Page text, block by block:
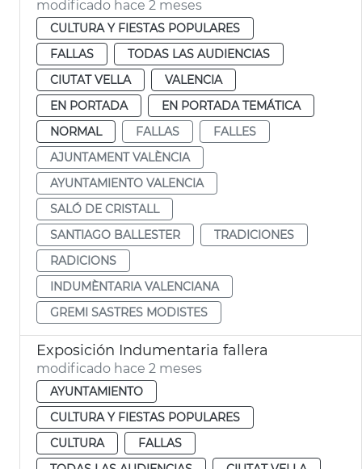
modificado hace 2 meses
CULTURA Y FIESTAS POPULARES
FALLAS
TODAS LAS AUDIENCIAS
CIUTAT VELLA
VALENCIA
EN PORTADA
EN PORTADA TEMÁTICA
NORMAL
FALLAS
FALLES
AJUNTAMENT VALÈNCIA
AYUNTAMIENTO VALENCIA
SALÓ DE CRISTALL
SANTIAGO BALLESTER
TRADICIONES
RADICIONS
INDUMÈNTARIA VALENCIANA
GREMI SASTRES MODISTES
Exposición Indumentaria fallera
modificado hace 2 meses
AYUNTAMIENTO
CULTURA Y FIESTAS POPULARES
CULTURA
FALLAS